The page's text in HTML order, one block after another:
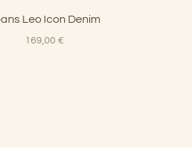
Leo Icon Denim
169,00 €